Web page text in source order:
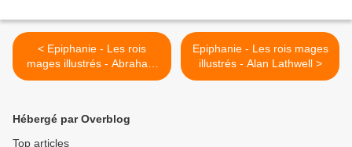
< Epiphanie - Les rois
mages illustrés - Abraham
Bloemaert
Epiphanie - Les rois mages
illustrés - Alan Lathwell >
Hébergé par Overblog
Top articles